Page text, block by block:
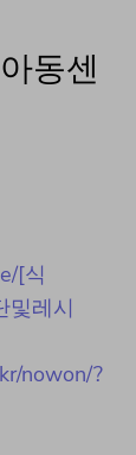
동센
[식
및레시
nowon/?